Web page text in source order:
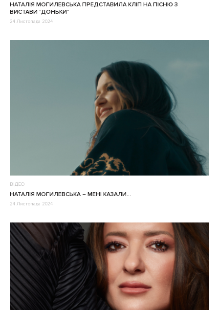
НАТАЛІЯ МОГИЛЕВСЬКА ПРЕДСТАВИЛА КЛІП НА ПІСНЮ З
ВИСТАВИ “ДОНЬКИ”
24 Листопада 2024
ВІДЕО
НАТАЛІЯ МОГИЛЕВСЬКА – МЕНІ КАЗАЛИ…
24 Листопада 2024